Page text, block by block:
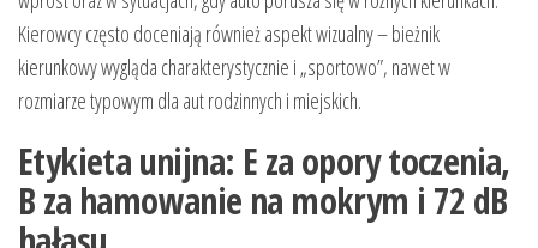
Kierowcy często doceniają również aspekt wizualny – bieżnik
kierunkowy wygląda charakterystycznie i „sportowo”, nawet w
rozmiarze typowym dla aut rodzinnych i miejskich.
Etykieta unijna: E za opory toczenia,
B za hamowanie na mokrym i 72 dB